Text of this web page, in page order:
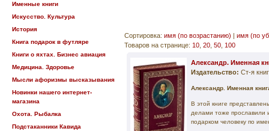
Именные книги
Искусство. Культура
История
Книга подарок в футляре
Книги о яхтах. Бизнес авиация
Медицина. Здоровье
Мысли афоризмы высказывания
Новинки нашего интернет-
магазина
Охота. Рыбалка
Подстаканники Кавида
Сортировка: имя (по возрастанию)
имя (по
Товаров на странице: 10 20 50 100
Александр. Именная
Издательство: Ст-я
Александр. Именная
В этой книге
делами тоже прославили
подарком человеку по